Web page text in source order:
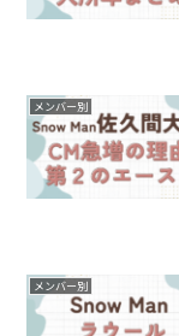
メンバー別
メンバー別